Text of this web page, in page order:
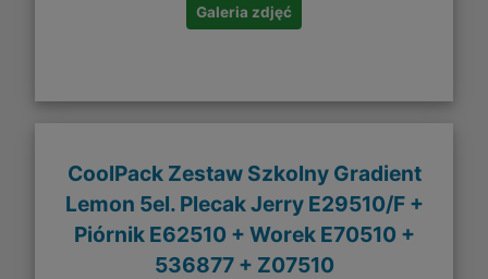
Galeria zdjęć
CoolPack Zestaw Szkolny Gradient
Lemon 5el. Plecak Jerry E29510/F +
Piórnik E62510 + Worek E70510 +
536877 + Z07510